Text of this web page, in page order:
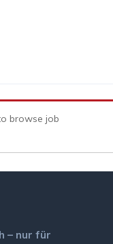
browse job
– nur für